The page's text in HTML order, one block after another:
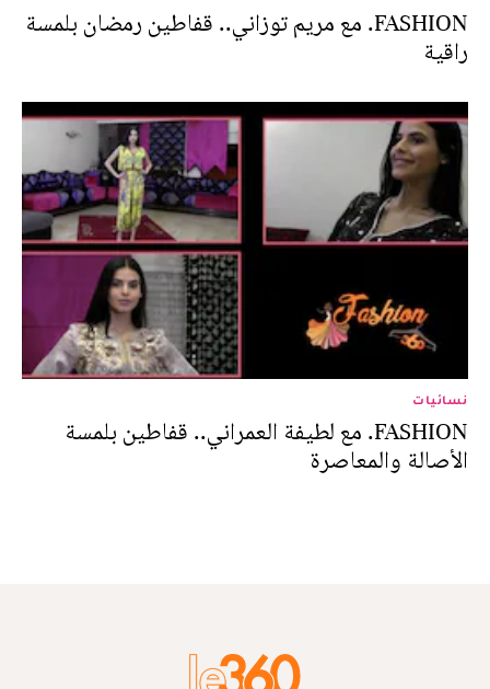
FASHION. مع مريم توزاني.. قفاطين رمضان بلمسة
راقية
نسائيات
FASHION. مع لطيفة العمراني.. قفاطين بلمسة
الأصالة والمعاصرة